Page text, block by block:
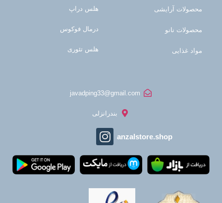
محصولات آرایشی
محصولات نانو
مواد غذایی
هلس دراپ
درمال فوکوس
هلس تئوری
javadping33@gmail.com
بندرانزلی
anzalstore.shop